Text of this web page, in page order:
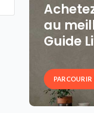
au
Guide
PARCOURIR